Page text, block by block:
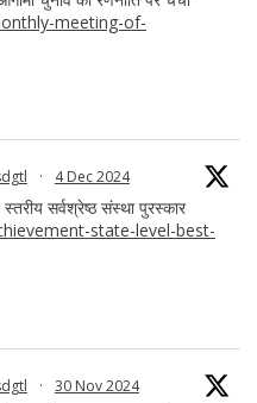
meeting-of-
· 4 Dec 2024
सर्वश्रेष्ठ संस्था पुरस्कार
state-level-best-
· 30 Nov 2024